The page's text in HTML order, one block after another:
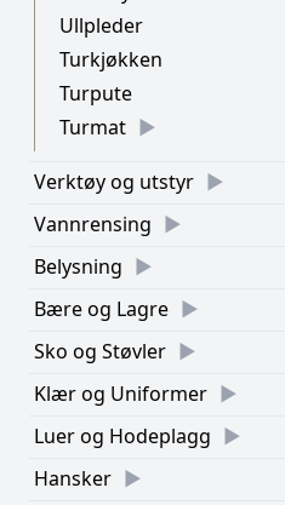
Ullpleder
Turkjøkken
Turpute
Turmat
Verktøy og utstyr
Vannrensing
Belysning
Bære og Lagre
Sko og Støvler
Klær og Uniformer
Luer og Hodeplagg
Hansker